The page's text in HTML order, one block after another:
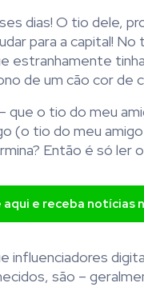
dias! O tio dele,
para a capital!
estranhamente
de um cão cor de
que o tio do meu
(o tio do meu
Então é só ler
aqui e receba notícias
são –